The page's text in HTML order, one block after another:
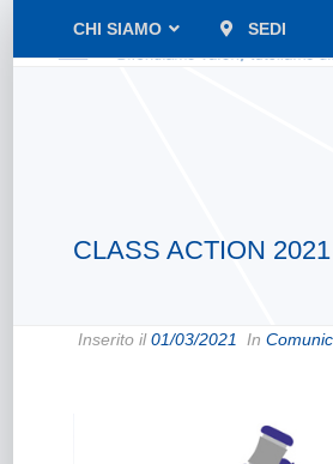
CHI SIAMO SEDI
CLASS ACTION
Inserito il01/03/2021 In